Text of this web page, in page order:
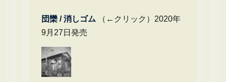
団欒 / 消しゴム （←クリック）2020年
9月27日発売